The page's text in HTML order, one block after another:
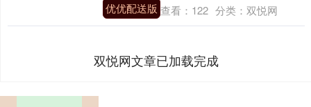
优优配送版 查看： 122 分类： 双悦网
双悦网文章已加载完成